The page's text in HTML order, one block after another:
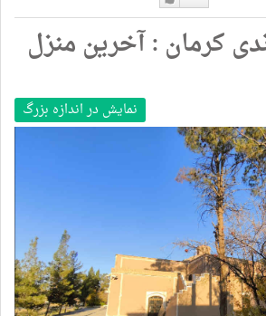
دوست
دارم
کرمان : آخرین منزل
نمایش در اندازه بزرگ